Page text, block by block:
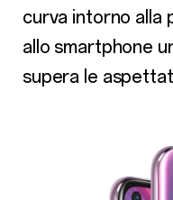
curva intorno alla
allo smartphone
supera le